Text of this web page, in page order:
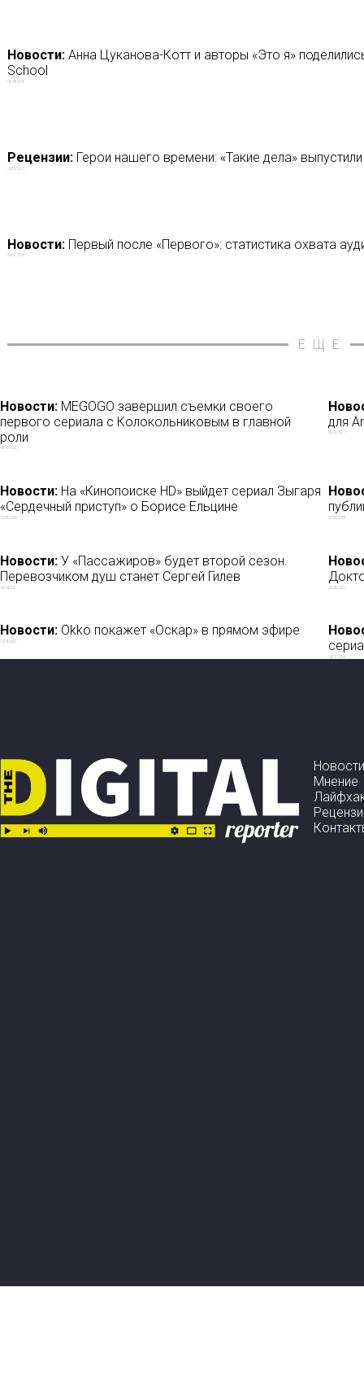
Новости:Анна Цуканова-Котт и авторы «Это я»
School
05/08/2018
Рецензии:Герои нашего времени: «Такие дела»
28/01/2019
Новости:Первый после «Первого»: статистика охвата
24/11/2018
ЕЩЁ
Новости: MEGOGO завершил съемки своего
первого сериала с Колокольниковым в главной
роли
08/12/2020
для
06/05/2021
Новости: На «Кинопоиске HD» выйдет сериал Зыгаря
«Сердечный приступ» о Борисе Ельцине
19/03/2020 26/07/2018
Новости: У «Пассажиров» будет второй сезон.
Перевозчиком душ станет Сергей Гилев
16/04/2021 23/03/2021
Новости: Okko покажет «Оскар» в прямом эфире
29/03/2021
09/07/2020
Новости
Мнение